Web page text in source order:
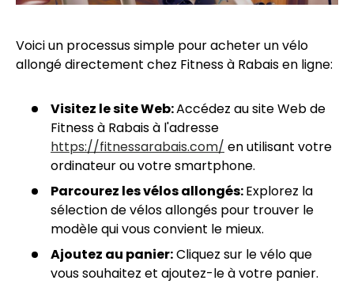
Voici un processus simple pour acheter un vélo
allongé directement chez Fitness à Rabais en ligne:
Visitez le site Web:Accédez au site Web de
Fitness à Rabais à l'adresse
https://fitnessarabais.com/ en utilisant votre
ordinateur ou votre smartphone.
Parcourez les vélos allongés:Explorez la
sélection de vélos allongés pour trouver le
modèle qui vous convient le mieux.
Ajoutez au panier:Cliquez sur le vélo que
vous souhaitez et ajoutez-le à votre panier.